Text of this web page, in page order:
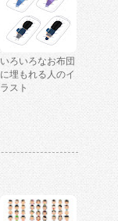
いろいろなお布団
に埋もれる人のイ
ラスト